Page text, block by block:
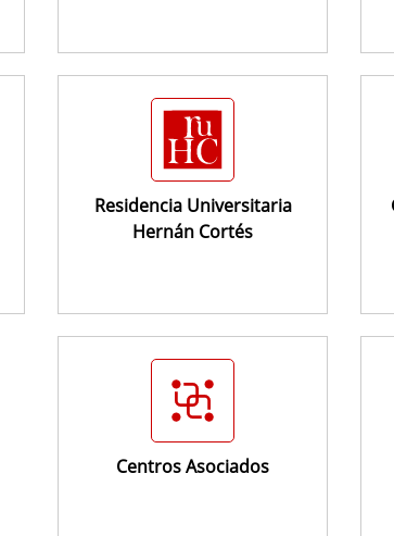
Residencia Universitaria
Hernán Cortés
Centros Asociados